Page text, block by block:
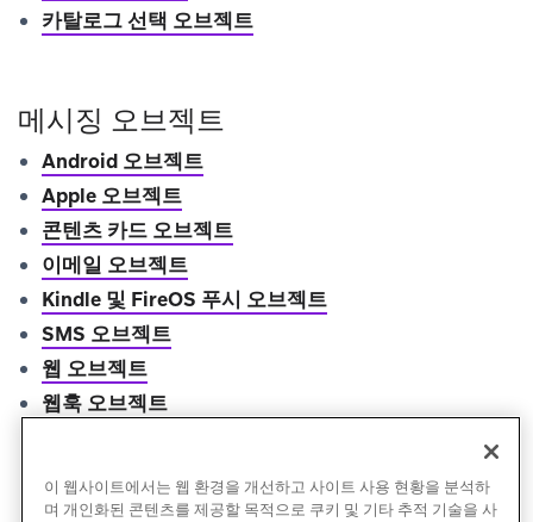
카탈로그 선택 오브젝트
메시징 오브젝트
Android 오브젝트
Apple 오브젝트
콘텐츠 카드 오브젝트
이메일 오브젝트
Kindle 및 FireOS 푸시 오브젝트
SMS 오브젝트
웹 오브젝트
웹훅 오브젝트
이 웹사이트에서는 웹 환경을 개선하고 사이트 사용 현황을 분석하
며 개인화된 콘텐츠를 제공할 목적으로 쿠키 및 기타 추적 기술을 사